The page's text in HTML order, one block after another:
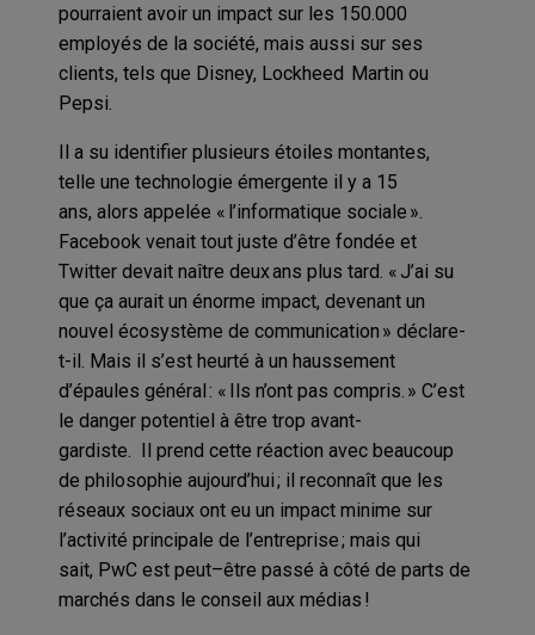
pourraient avoir un impact sur les 150.000
employés de la société, mais aussi sur ses
clients, tels que Disney, Lockheed Martin ou
Pepsi.
Il a su identifier plusieurs étoiles montantes,
telle une technologie émergente il y a 15
ans, alors appelée « l’informatique sociale ».
Facebook venait tout juste d’être fondée et
Twitter devait naître deux ans plus tard. « J’ai su
que ça aurait un énorme impact, devenant un
nouvel écosystème de communication » déclare-
t-il. Mais il s’est heurté à un haussement
d’épaules général : « Ils n’ont pas compris. » C’est
le danger potentiel à être trop avant-
gardiste.
Il prend cette réaction avec beaucoup
de philosophie aujourd’hui ; il reconnaît que les
réseaux sociaux ont eu un impact minime sur
l’activité principale de l’entreprise; mais qui
sait, PwC est peut–être passé à côté de parts de
marchés dans le conseil aux médias !